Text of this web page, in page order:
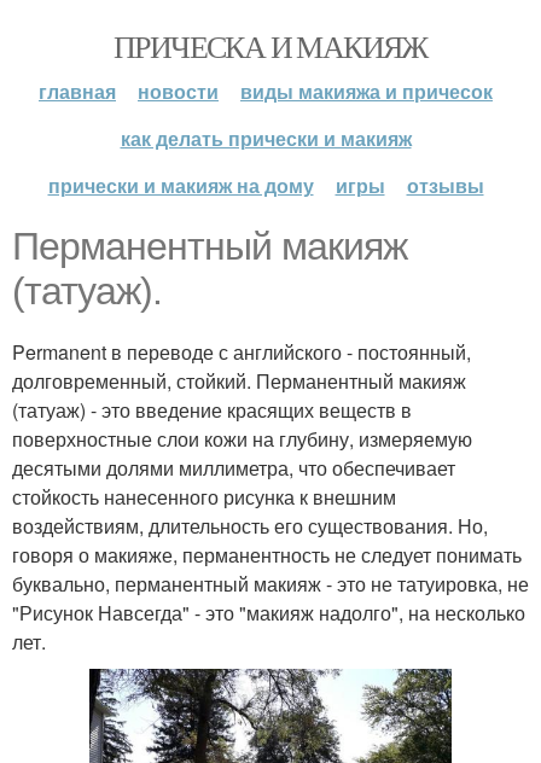
ПРИЧЕСКА И МАКИЯЖ
главная новости
виды макияжа и причесок
как делать прически и макияж
прически и макияж на дому
игры отзывы
Перманентный макияж
(татуаж).
Permanent в переводе с английского - постоянный,
долговременный, стойкий. Перманентный макияж
(татуаж) - это введение красящих веществ в
поверхностные слои кожи на глубину, измеряемую
десятыми долями миллиметра, что обеспечивает
стойкость нанесенного рисунка к внешним
воздействиям, длительность его существования. Но,
говоря о макияже, перманентность не следует понимать
буквально, перманентный макияж - это не татуировка, не
"Рисунок Навсегда" - это "макияж надолго", на несколько
лет.